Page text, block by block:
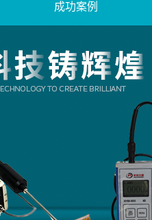
成功案例